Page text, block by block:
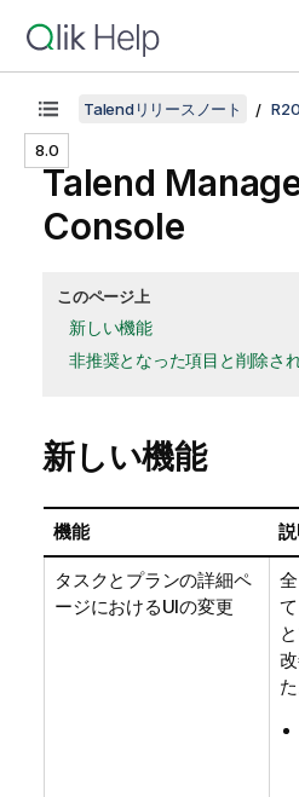
8.0
Talendリリースノート
Talend
Console
このページ上
新しい機能
非推奨となった項目と削除さ
新しい機能
機能
タスクとプランの詳細ペ
ージにおけるUIの変更
た